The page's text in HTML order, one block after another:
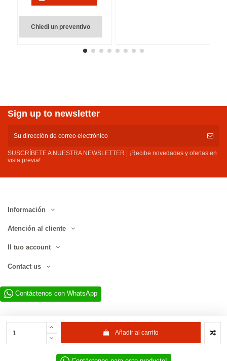
Añadir al carrito
Chiedi un preventivo
Sign up to newsletter
SUSCRÍBETE A NUESTRA NEWSLETTER | ¡Recibe novedades y ofertas en
vista previa!
Información
Atención al cliente
Il tuo account
Contact us
Contáctenos con WhatsApp